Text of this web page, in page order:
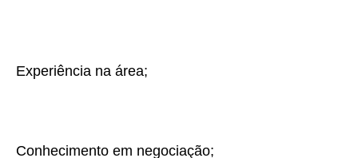
Experiência na área;
Conhecimento em negociação;